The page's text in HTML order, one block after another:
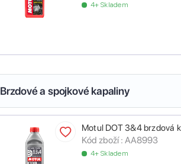
4+ Skladem
Brzdové a spojkové kapaliny
Motul DOT 3&4 brzdová
Kód zboží : AA8993
4+ Skladem